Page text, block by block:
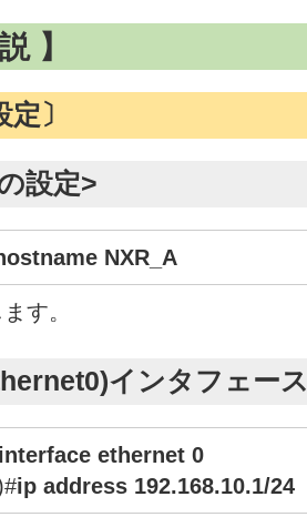
】
〕
設定>
NXR_A
す。
インタフェー
interface ethernet 0
ip address 192.168.10.1/24